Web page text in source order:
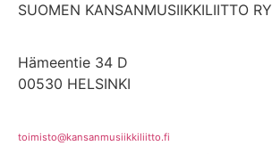
SUOMEN KANSANMUSIIKKILIITTO RY
Hämeentie 34 D
00530 HELSINKI
toimisto@kansanmusiikkiliitto.fi